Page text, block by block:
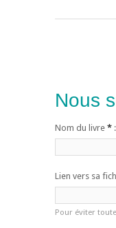
Nous
Nom du livre * :
Lien vers sa
Pour éviter